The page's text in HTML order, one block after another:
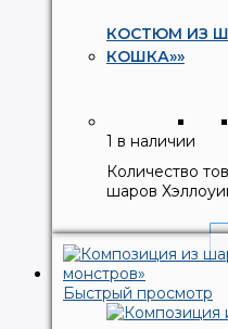
КОСТЮМ ИЗ
КОШКА»»
1 в наличии
Количество
шаров
Быстрый просмотр